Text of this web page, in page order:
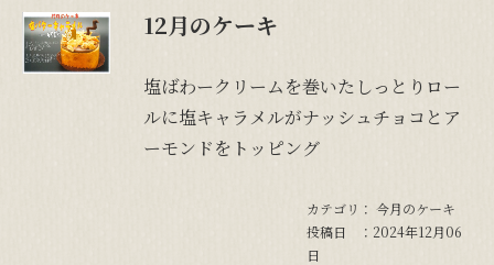
12月のケーキ
塩ばわークリームを巻いたしっとりロー
ルに塩キャラメルがナッシュチョコとア
ーモンドをトッピング
カテゴリ： 今月のケーキ
投稿日 ：2024年12月06
日